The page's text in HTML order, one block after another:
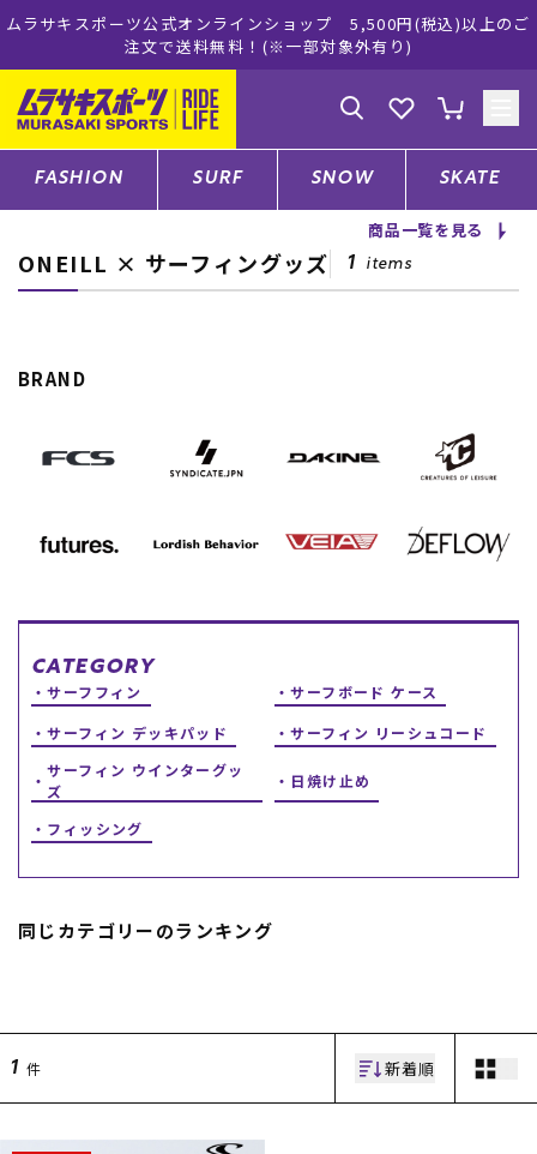
式オンラインショップ 5,500円(税込)以上のご
送料無料！(※一部対象外有り)
ムラサキスポーツ
ゲスト様
ログイン 会員登録
店舗一覧
ファッションTOP
CONTENTS
特集一覧
覧
中古/アウトレット サー
ギフトラッピング
FASHION SURF SNOW SKATE
商品一覧を見る
ONEILL × サーフィングッズ 1 items
BRAND
CATEGORY
サーフフィン
サーフボード ケース
サーフィン デッキパッド
サーフィン リーシュコード
サーフィン ウインターグッ
ズ
日焼け止め
フィッシング
同じカテゴリーのランキング
1 件 新着順